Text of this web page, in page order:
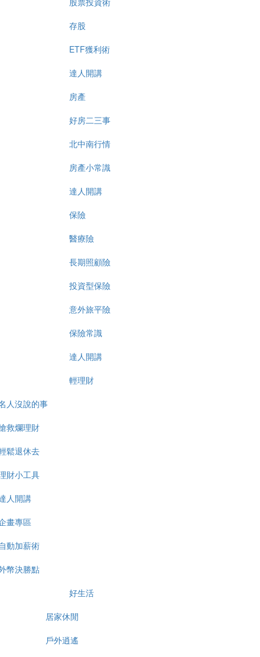
存股
ETF獲利術
達人開講
房產
好房二三事
北中南行情
房產小常識
達人開講
保險
醫療險
長期照顧險
投資型保險
意外旅平險
保險常識
達人開講
輕理財
人沒說的事
救爛理財
鬆退休去
財小工具
人開講
畫專區
動加薪術
幣決勝點
好生活
居家休閒
戶外逍遙